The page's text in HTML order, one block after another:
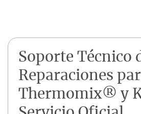
Soporte Técnico
Reparaciones
Thermomix® y